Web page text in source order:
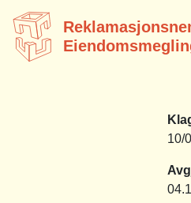
10/